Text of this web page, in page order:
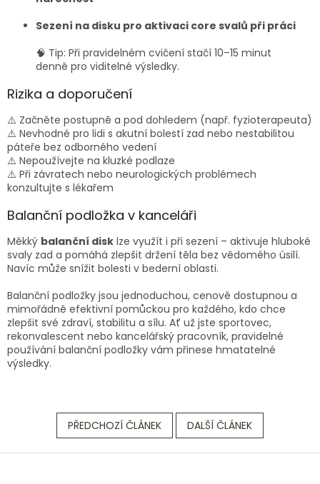
Sezení na disku pro aktivaci core svalů při práci
🧠 Tip: Při pravidelném cvičení stačí 10–15 minut
denně pro viditelné výsledky.
Rizika a doporučení
⚠️ Začněte postupně a pod dohledem (např. fyzioterapeuta)
⚠️ Nevhodné pro lidi s akutní bolestí zad nebo nestabilitou
páteře bez odborného vedení
⚠️ Nepoužívejte na kluzké podlaze
⚠️ Při závratech nebo neurologických problémech
konzultujte s lékařem
Balanční podložka v kanceláři
Měkký balanční disk lze využít i při sezení – aktivuje hluboké
svaly zad a pomáhá zlepšit držení těla bez vědomého úsilí.
Navíc může snížit bolesti v bederní oblasti.
Balanční podložky jsou jednoduchou, cenově dostupnou a
mimořádně efektivní pomůckou pro každého, kdo chce
zlepšit své zdraví, stabilitu a sílu. Ať už jste sportovec,
rekonvalescent nebo kancelářský pracovník, pravidelné
používání balanční podložky vám přinese hmatatelné
výsledky.
PŘEDCHOZÍ ČLÁNEK DALŠÍ ČLÁNEK
Z